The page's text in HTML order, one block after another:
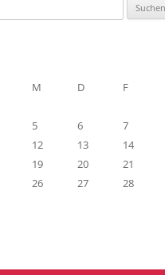
M D F
5 6 7
12 13 14
19 20 21
26 27 28